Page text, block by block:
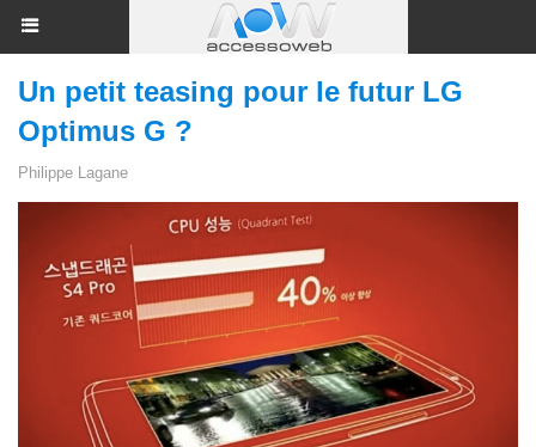
Un petit teasing pour le futur LG
Optimus G ?
Philippe Lagane